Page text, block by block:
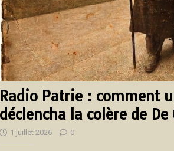
Radio Patrie : comment
déclencha la colère de De
1 juillet 2026 0